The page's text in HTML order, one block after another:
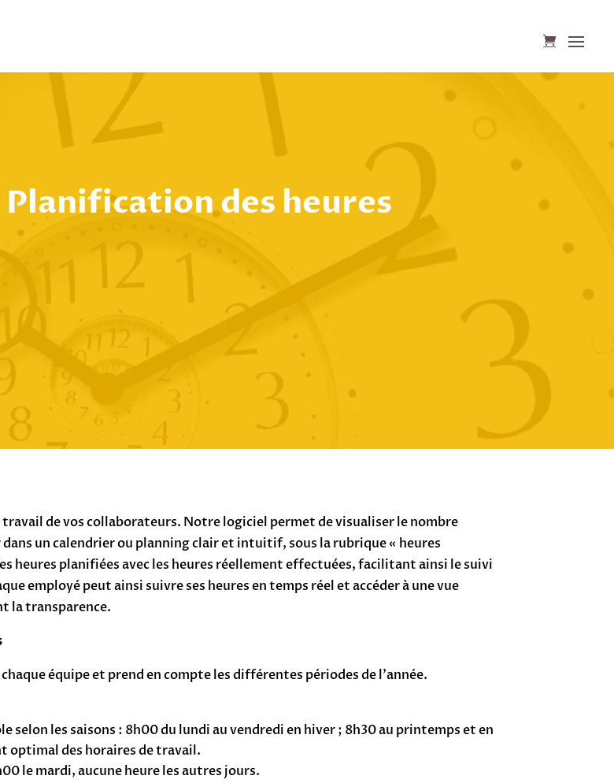
Planification des heures
de vos collaborateurs. Notre logiciel permet de visualiser le nombre
un calendrier ou planning clair et intuitif, sous la rubrique « heures
heures planifiées avec les heures réellement effectuées, facilitant ainsi le suivi
employé peut ainsi suivre ses heures en temps réel et accéder à une vue
la transparence.
équipe et prend en compte les différentes périodes de l’année.
selon les saisons : 8h00 du lundi au vendredi en hiver ; 8h30 au printemps et en
optimal des horaires de travail.
le mardi, aucune heure les autres jours.